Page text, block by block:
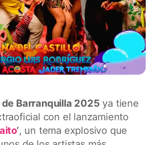
de Barranquilla 2025 ya tiene
con el lanzamiento
‘, un tema explosivo que